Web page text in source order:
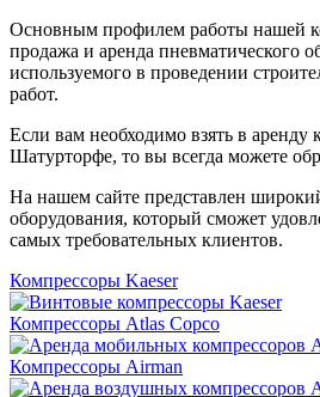
Основным профилем работы нашей
продажа и аренда пневматического
используемого в проведении
работ.
Если вам необходимо взять в аренду
Шатурторфе, то вы всегда можете
На нашем сайте представлен
оборудования, который сможет
самых требовательных клиентов.
Компрессоры Kaeser
Компрессоры Atlas Copco
Компрессоры Airman